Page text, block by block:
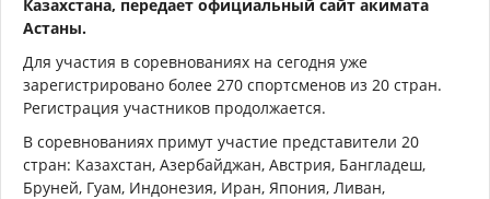
Казахстана, передает официальный сайт акимата
Астаны.
Для участия в соревнованиях на сегодня уже
зарегистрировано более 270 спортсменов из 20 стран.
Регистрация участников продолжается.
В соревнованиях примут участие представители 20
стран: Казахстан, Азербайджан, Австрия, Бангладеш,
Бруней, Гуам, Индонезия, Иран, Япония, Ливан,